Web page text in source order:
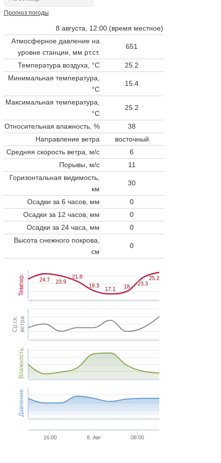
Прогноз погоды
8 августа, 12:00 (время местное)
Атмосферное давление на
уровне станции, мм рт.ст.
651
Температура воздуха, °C
25.2
Минимальная температура,
°C
15.4
Максимальная температура,
°C
25.2
Относительная влажность, %
38
Направление ветра
восточный
Средняя скорость ветра, м/с
6
Порывы, м/с
11
Горизонтальная видимость,
км
30
Осадки за 6 часов, мм
0
Осадки за 12 часов, мм
0
Осадки за 24 часа, мм
0
Высота снежного покрова,
см
0
Темпер.
Ср.ск.ветра
Влажность
Давление
24.7
24.7 23.9
23.9
21.8
21.8
18.3
18.3
17.1
17.1 18
18 23.3
23.3
25.2
25.2
16:00 8. Авг 08:00